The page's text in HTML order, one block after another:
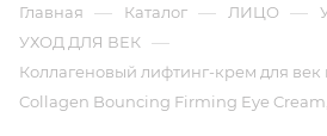
Главная — Каталог — ЛИЦО —
УХОД ДЛЯ ВЕК —
Коллагеновый лифтинг-крем для
Collagen Bouncing Firming Eye